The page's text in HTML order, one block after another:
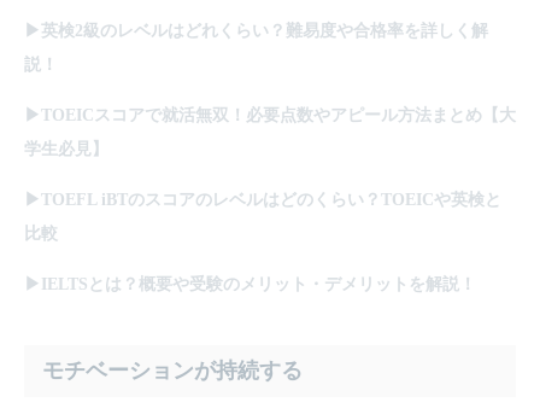
▶英検2級のレベルはどれくらい？難易度や合格率を詳しく解
説！
▶TOEICスコアで就活無双！必要点数やアピール方法まとめ【大
学生必見】
▶TOEFL iBTのスコアのレベルはどのくらい？TOEICや英検と
比較
▶IELTSとは？概要や受験のメリット・デメリットを解説！
モチベーションが持続する